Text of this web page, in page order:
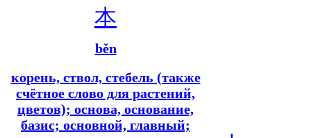
本
běn
корень, ствол, стебель (также
счётное слово для растений,
цветов); основа, основание,
базис; основной, главный;